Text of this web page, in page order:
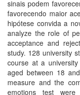
sinais podem
favorecendo maior
hipótese convida a
analyze the role of
acceptance and
study. 128 university
course at a
aged between 18
measure and the
emotions test